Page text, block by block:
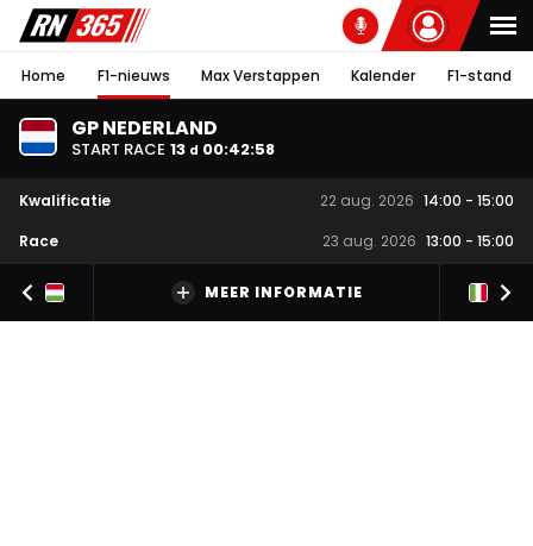
Home F1-nieuws Max Verstappen Kalender F1-stand
GP NEDERLAND
START RACE 13 d 00:42:57
Kwalificatie 22 aug. 2026 14:00 - 15:00
Race
23 aug. 2026 13:00 - 15:00
MEER INFORMATIE